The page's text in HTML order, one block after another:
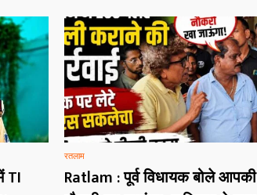
TI
रतलाम
Ratlam : पूर्व विधायक बोले आपकी